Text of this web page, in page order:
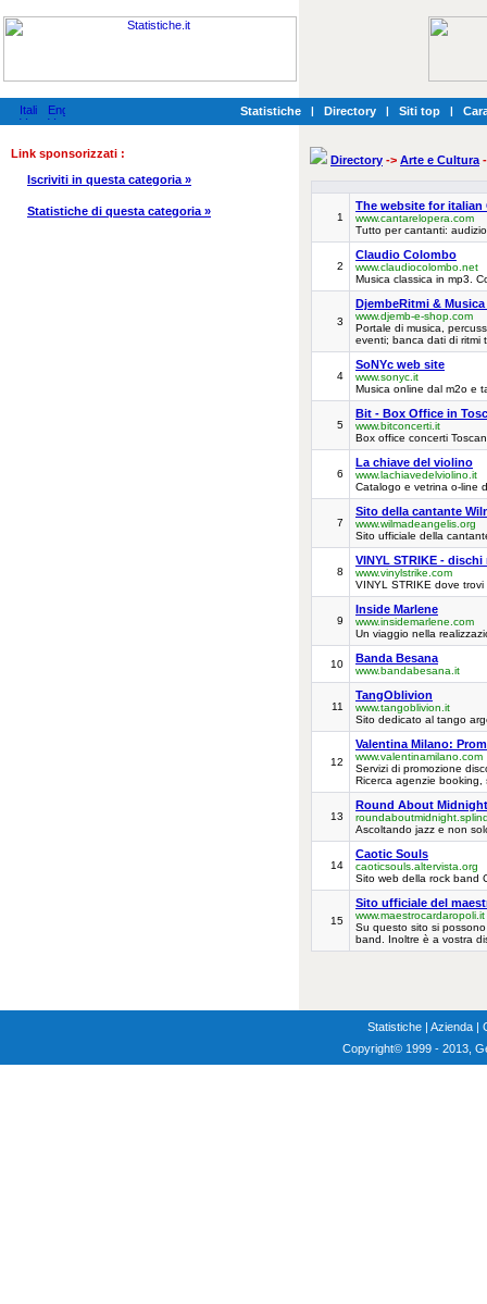
Statistiche | Directory | Siti top |
Link sponsorizzati :
Iscriviti in questa categoria »
Statistiche di questa categoria »
Directory -> Arte e Cultura
1
The website for italian
www.cantarelopera.com
Tutto per cantanti:
2
Claudio Colombo
www.claudiocolombo.net
Musica classica in mp3.
3
DjembeRitmi &
www.djemb-e-shop.com
Portale di musica,
eventi; banca dati di ritmi
4
SoNYc web site
www.sonyc.it
Musica online dal m2o e
5
Bit - Box Office in
www.bitconcerti.it
Box office concerti
6
La chiave del violino
www.lachiavedelviolino.it
Catalogo e vetrina o-line
7
Sito della cantante
www.wilmadeangelis.org
Sito ufficiale della
8
VINYL STRIKE -
www.vinylstrike.com
VINYL STRIKE dove
9
Inside Marlene
www.insidemarlene.com
Un viaggio nella
10 Banda Besana
www.bandabesana.it
11
TangOblivion
www.tangoblivion.it
Sito dedicato al tango
12
Valentina Milano:
www.valentinamilano.com
Servizi di promozione
Ricerca agenzie booking,
13
Round About Midnight
Ascoltando jazz e non
14
Caotic Souls
caoticsouls.altervista.org
Sito web della rock band
15
Sito ufficiale del
www.maestrocardaropoli.it
Su questo sito si
band. Inoltre è a vostra
Statistiche | Azienda |
Copyright© 1999 - 2013,